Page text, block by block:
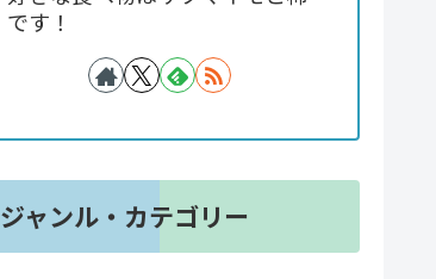
です！
ジャンル・カテゴリー